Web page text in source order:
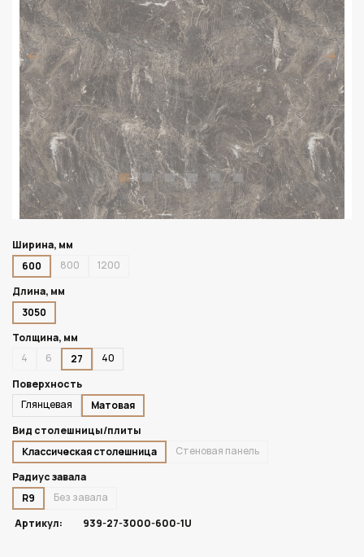
Ширина, мм
600
800
1200
Длина, мм
3050
Толщина, мм
4
6 27
40
Поверхность
Глянцевая
Матовая
Вид столешницы/плиты
Классическая столешница
Стеновая панель
Радиус завала
R9
Без завала
Артикул:
939-27-3000-600-1U